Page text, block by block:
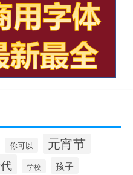
你可以 元宵节
学校 孩子